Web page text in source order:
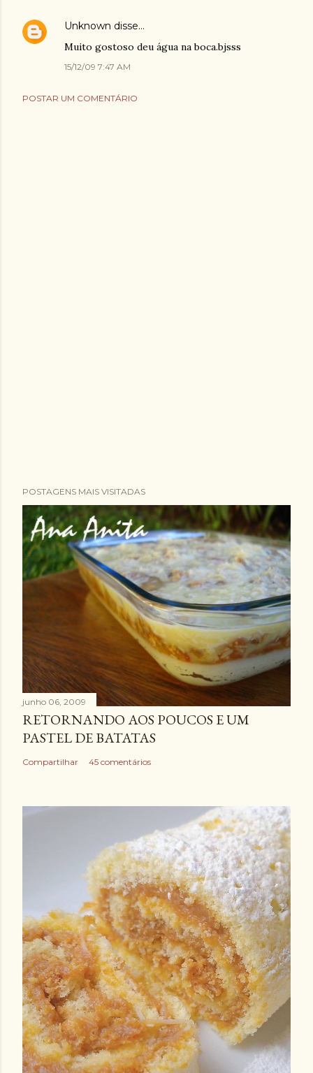
Unknown disse…
Muito gostoso deu água na boca.bjsss
15/12/09 7:47 AM
POSTAR UM COMENTÁRIO
POSTAGENS MAIS VISITADAS
junho 06, 2009
RETORNANDO AOS POUCOS E UM
PASTEL DE BATATAS
Compartilhar 45 comentários